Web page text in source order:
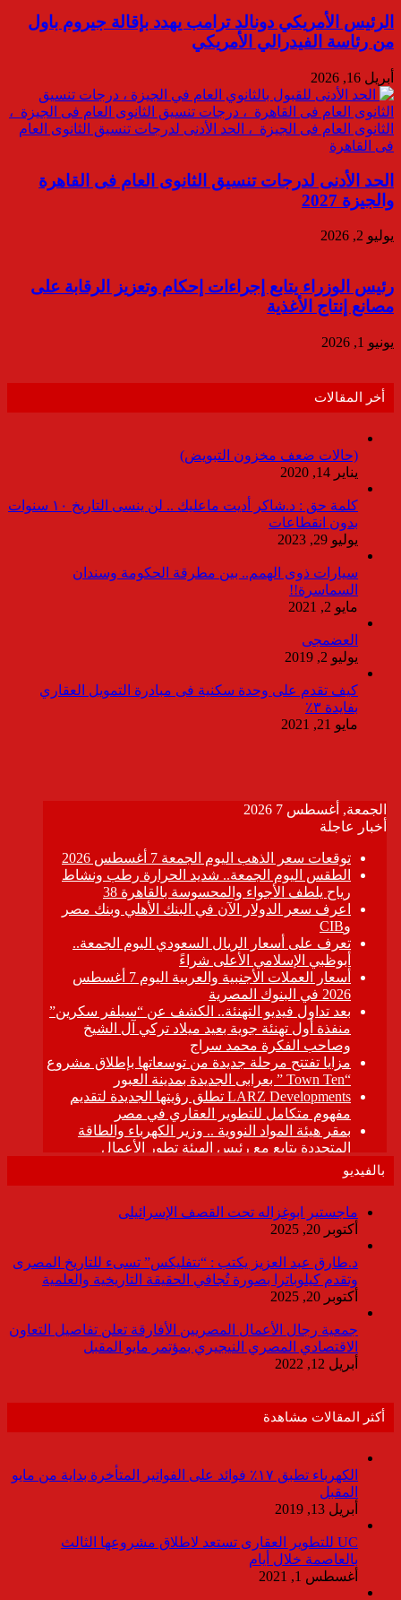
الرئيس الأمريكي دونالد ترامب يهدد بإقالة جيروم باول
من رئاسة الفيدرالي الأمريكي
أبريل 16, 2026
الحد الأدنى لدرجات تنسيق الثانوى العام فى القاهرة
والجيزة 2027
يوليو 2, 2026
رئيس الوزراء يتابع إجراءات إحكام وتعزيز الرقابة على
مصانع إنتاج الأغذية
يونيو 1, 2026
أخر المقالات
(حالات ضعف مخزون التبويض)
يناير 14, 2020
كلمة حق : د.شاكر أديت ماعليك .. لن ينسى التاريخ ١٠ سنوات
بدون انقطاعات
يوليو 29, 2023
سيارات ذوى الهمم.. بين مطرقة الحكومة وسندان
السماسرة!!
مايو 2, 2021
العضمجى
يوليو 2, 2019
كيف تقدم على وحدة سكنية فى مبادرة التمويل العقاري
بفايدة ٣٪
مايو 21, 2021
بالفيديو
ماجستير ابوغزاله تحت القصف الإسرائيلى
أكتوبر 20, 2025
د.طارق عبد العزيز يكتب : “نتفليكس” تسىء للتاريخ المصرى
وتقدم كيلوباترا بصورة تُجافي الحقيقة التاريخية والعلمية
أكتوبر 20, 2025
جمعية رجال الأعمال المصريين الأفارقة تعلن تفاصيل التعاون
الاقتصادي المصري النيجيري بمؤتمر مايو المقبل
أبريل 12, 2022
أكثر المقالات مشاهدة
الكهرباء تطبق ١٧٪ فوائد على الفواتير المتأخرة بداية من مايو
المقبل
أبريل 13, 2019
UC للتطوير العقارى تستعد لاطلاق مشروعها الثالث
بالعاصمة خلال أيام
أغسطس 1, 2021